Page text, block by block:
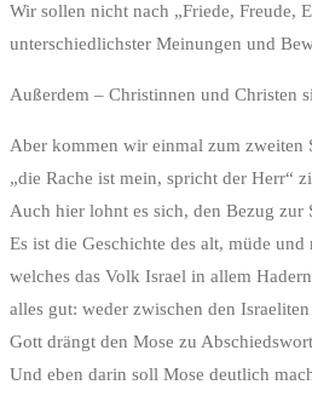
Wir sollen nicht nach „Friede, Freude,
unterschiedlichster Meinungen und
Außerdem – Christinnen und Christen
Aber kommen wir einmal zum zweiten
„die Rache ist mein, spricht der Herr“
Auch hier lohnt es sich, den Bezug zur
Es ist die Geschichte des alt, müde
welches das Volk Israel in allem
alles gut: weder zwischen den
Gott drängt den Mose zu
Und eben darin soll Mose deutlich